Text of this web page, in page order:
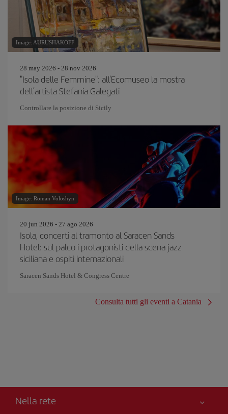
Image: AURUSHAKOFF
28 may 2026 - 28 nov 2026
"Isola delle Femmine": all'Ecomuseo la mostra
dell’artista Stefania Galegati
Controllare la posizione di Sicily
Image: Roman Voloshyn
20 jun 2026 - 27 ago 2026
Isola, concerti al tramonto al Saracen Sands
Hotel: sul palco i protagonisti della scena jazz
siciliana e ospiti internazionali
Saracen Sands Hotel & Congress Centre
Consulta tutti gli eventi a Catania
Nella rete